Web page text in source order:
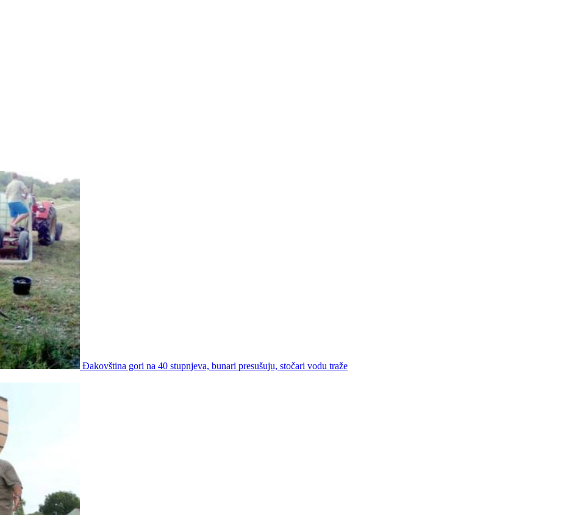
Đakovština gori na 40 stupnjeva, bunari presušuju, stočari vodu traže